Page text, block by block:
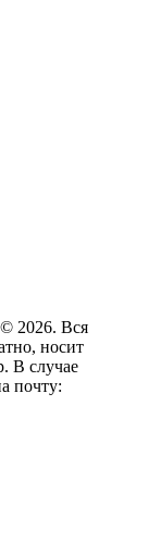
© 2026. Вся
носит
В случае
почту: